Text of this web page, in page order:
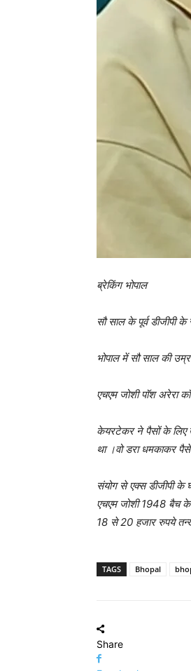
ब्रेकिंग भोपाल
सौ साल के पूर्व डीजीपी
भोपाल में सौ साल की
एचएम जोशी पॉश अरेरा
केयरटेकर ने पैसों के लिए
था ।वो डरा धमकाकर पैसे
संयोग से एक्स डीजीपी के
एचएम जोशी 1948 बैच
18 से 20 हजार रुपये
TAGS Bhopal
Share